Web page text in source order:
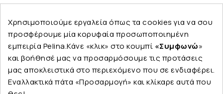
Εταιρεία
Χρησιμοποιούμε εργαλεία όπως τα cookies για να σου
προσφέρουμε μία κορυφαία προσωποποιημένη
εμπειρία Pelina.Κάνε «κλικ» στο κουμπί «Συμφωνώ»
και βοήθησέ μας να προσαρμόσουμε τις προτάσεις
μας αποκλειστικά στο περιεχόμενο που σε ενδιαφέρει.
Εναλλακτικά πάτα «Προσαρμογή» και κλίκαρε αυτά που